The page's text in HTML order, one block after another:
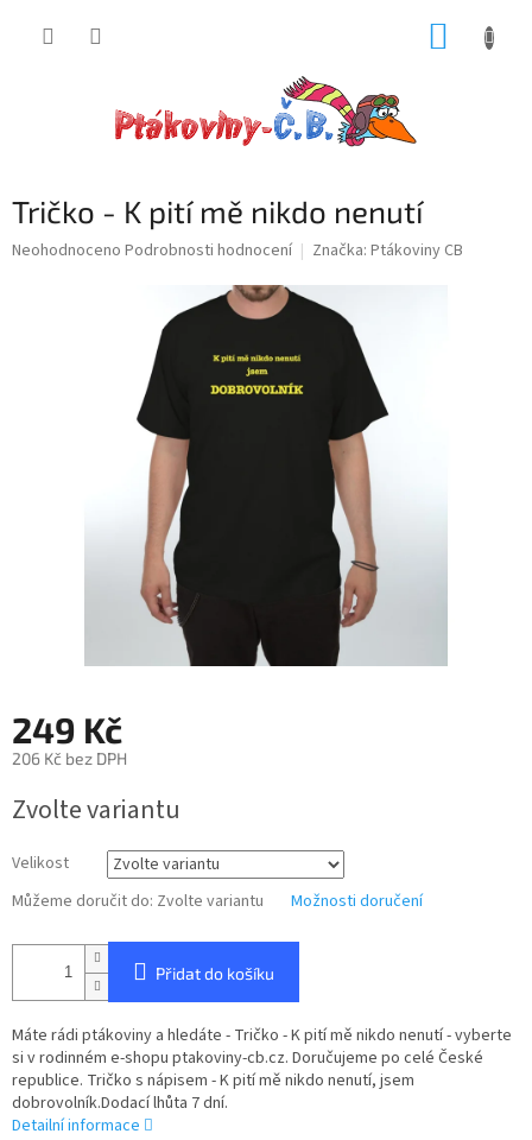
Tričko - K pití mě nikdo nenutí
Průměrné
Neohodnoceno Podrobnosti hodnocení Značka: Ptákoviny CB
249 Kč
206 Kč bez DPH
cena:
Zvolte variantu
Velikost
Můžeme doručit do: Zvolte variantu Možnosti doručení
Přidat do košíku
Máte rádi ptákoviny a hledáte - Tričko - K pití mě nikdo nenutí - vyberte
si v rodinném e-shopu ptakoviny-cb.cz. Doručujeme po celé České
republice. Tričko s nápisem - K pití mě nikdo nenutí, jsem
dobrovolník.Dodací lhůta 7 dní.
Detailní informace